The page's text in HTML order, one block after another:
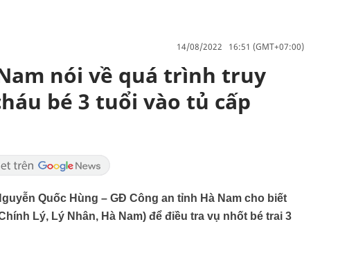
14/08/2022 16:51 (GMT+07:00)
nói về quá trình truy
bé 3 tuổi vào tủ cấp
Quốc Hùng – GĐ Công an tỉnh Hà Nam cho biết
Lý, Lý Nhân, Hà Nam) để điều tra vụ nhốt bé trai 3